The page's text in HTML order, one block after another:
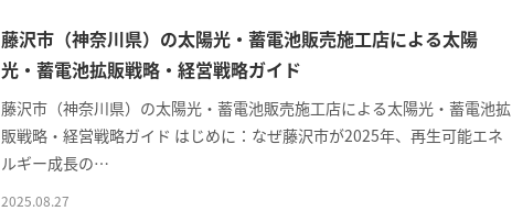
藤沢市（神奈川県）の太陽光・蓄電池販売施工店による太陽
光・蓄電池拡販戦略・経営戦略ガイド
藤沢市（神奈川県）の太陽光・蓄電池販売施工店による太陽光・蓄電池拡
販戦略・経営戦略ガイド はじめに：なぜ藤沢市が2025年、再生可能エネ
ルギー成長の…
2025.08.27